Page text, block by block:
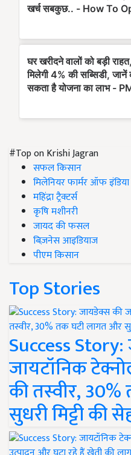
#Top on Krishi Jagran
सफल किसान
मिलेनियर फार्मर ऑफ इंडिया
महिंद्रा ट्रैक्टर्स
कृषि मशीनरी
जायद की फसल
बिज़नेस आइडियाज
पीएम किसान
Top Stories
Success
जायटॉनिक
की तस्वीर,
सुधरी मिट्टी की